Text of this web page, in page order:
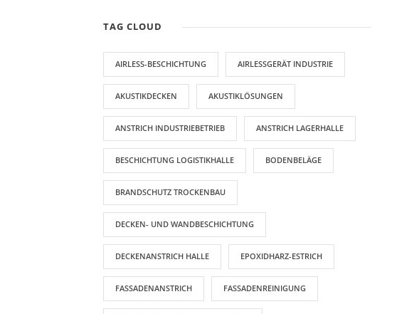
TAG CLOUD
AIRLESS-BESCHICHTUNG AIRLESSGERÄT INDUSTRIE
AKUSTIKDECKEN AKUSTIKLÖSUNGEN
ANSTRICH INDUSTRIEBETRIEB ANSTRICH LAGERHALLE
BESCHICHTUNG LOGISTIKHALLE BODENBELÄGE
BRANDSCHUTZ TROCKENBAU
DECKEN- UND WANDBESCHICHTUNG
DECKENANSTRICH HALLE EPOXIDHARZ-ESTRICH
FASSADENANSTRICH FASSADENREINIGUNG